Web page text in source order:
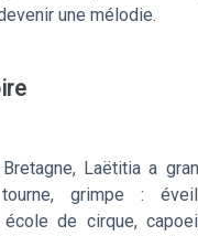
une mélodie.
Laëtitia a
grimpe :
école de cirque,